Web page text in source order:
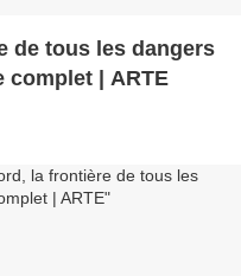
de tous les dangers
complet | ARTE